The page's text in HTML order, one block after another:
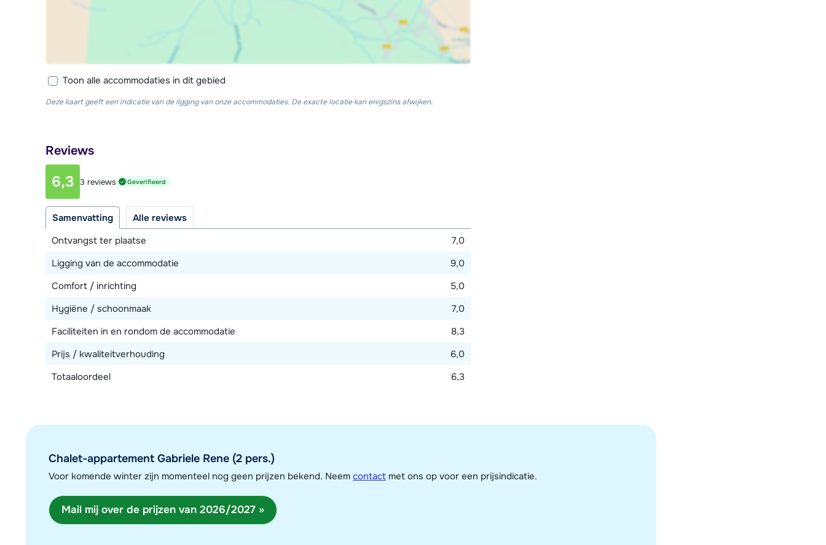
Toon alle accommodaties in dit gebied
Deze kaart geeft een indicatie van de ligging van onze accommodaties. De exacte locatie kan enigszins afwijken.
Reviews
6,3 3 reviews Geverifieerd
Samenvatting
Alle reviews
Ontvangst ter plaatse
7,0
Ligging van de accommodatie
9,0
Comfort / inrichting
5,0
Hygiëne / schoonmaak
7,0
Faciliteiten in en rondom de accommodatie
8,3
Prijs / kwaliteitverhouding
6,0
Totaaloordeel
6,3
Chalet-appartement Gabriele Rene (2 pers.)
Voor komende winter zijn momenteel nog geen prijzen bekend. Neem contact met ons op voor een prijsindicatie.
Mail mij over de prijzen van 2026/2027 »